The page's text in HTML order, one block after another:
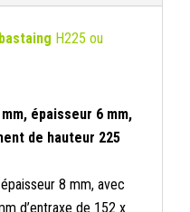
H225 ou
mm, épaisseur 6 mm,
de hauteur 225
8 mm, avec
d’entraxe de 152 x